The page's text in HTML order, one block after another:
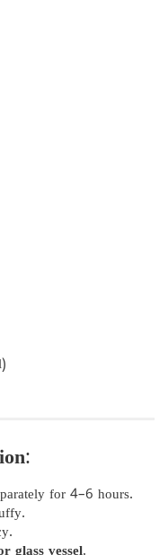
:
for 4–6 hours.
glass vessel.